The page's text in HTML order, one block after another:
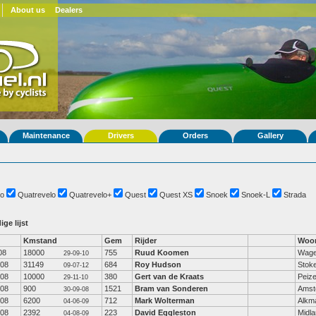
About us Dealers
Maintenance Drivers Orders Gallery
Quatrevelo Quatrevelo+ Quest Quest XS Snoek Snoek-L Strada
lijst
Kmstand Gem Rijder
18000 29-09-10 755 Ruud Koomen
31149 09-07-12 684 Roy Hudson
10000 29-11-10 380 Gert van de Kraats
Peize
900 30-09-08 1521 Bram van Sonderen
6200 04-06-09 712 Mark Wolterman
2392 04-08-09 223 David Eggleston